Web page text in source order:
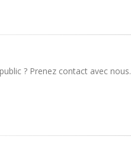
? Prenez contact avec nous.